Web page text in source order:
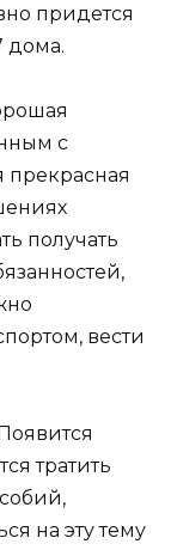
придется
дома.
с
прекрасная
получать
вести
тратить
на эту тему